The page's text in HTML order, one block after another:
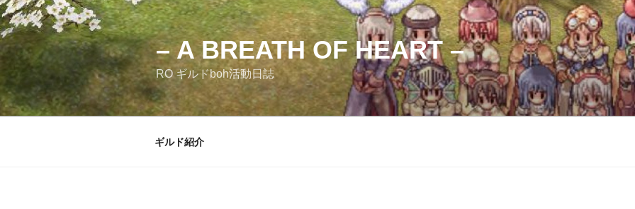
コ
ン
テ
ン
へ
ス
– A BREATH OF HEART –
RO ギルドboh活動日誌
ギルド紹介